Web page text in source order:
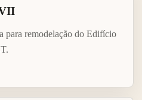
para remodelação do Edifício